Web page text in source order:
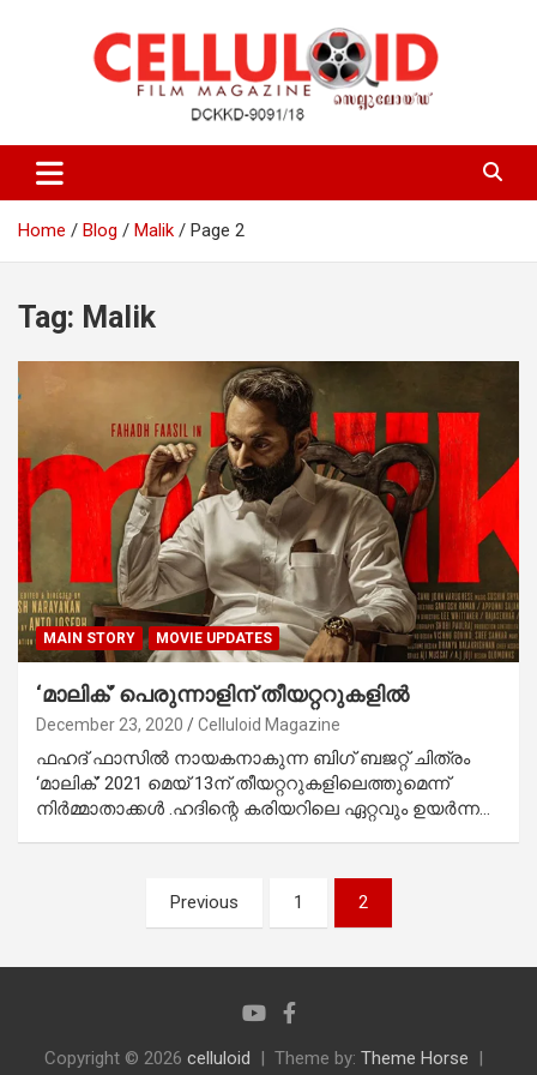
celluloid
Home Blog Malik Page 2
Tag: Malik
MAIN STORY MOVIE UPDATES
‘മാലിക്’ പെരുന്നാളിന് തീയറ്ററുകളില്‍
December 23, 2020 Celluloid Magazine
ഫഹദ് ഫാസില്‍ നായകനാകുന്ന ബിഗ് ബജറ്റ് ചിത്രം
‘മാലിക്’ 2021 മെയ് 13ന് തീയറ്ററുകളിലെത്തുമെന്ന്
നിര്‍മ്മാതാക്കള്‍ .ഹദിന്റെ കരിയറിലെ ഏറ്റവും ഉയര്‍ന്ന…
pagination
Previous 1 2
Copyright © 2026 celluloid Theme by: Theme Horse